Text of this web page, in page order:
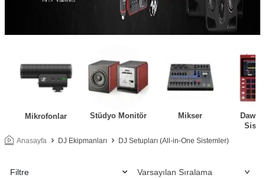
Mikrofonlar Stüdyo Monitör Mikser
Daw
Anasayfa DJ Ekipmanları DJ Setupları (All-in-One Sistemler)
Filtre